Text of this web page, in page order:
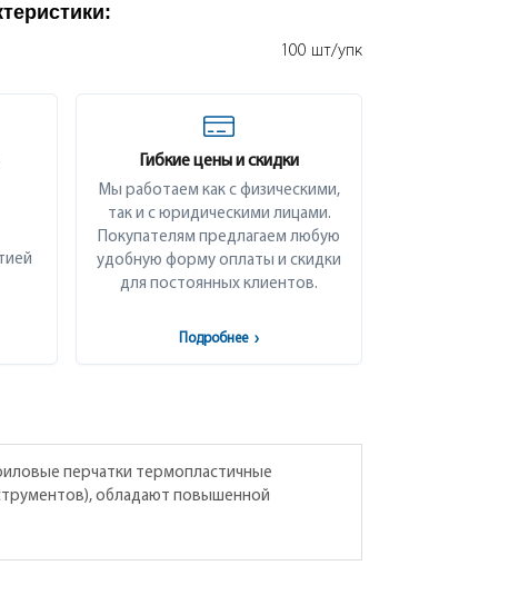
100 шт/упк
Гибкие цены и скидки
Мы работаем как с физическими,
так и с юридическими лицами.
Покупателям предлагаем любую
удобную форму оплаты и скидки
для постоянных клиентов.
Подробнее ›
перчатки термопластичные
обладают повышенной